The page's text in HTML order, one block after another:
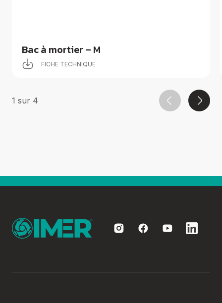
Bac à mortier – M
FICHE TECHNIQUE
1 sur 4